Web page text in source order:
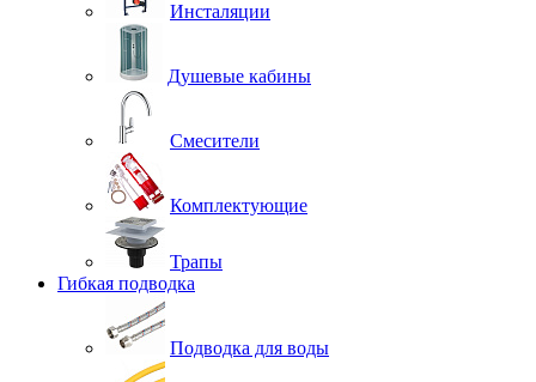
Инсталяции
Душевые кабины
Смесители
Комплектующие
Трапы
Гибкая подводка
Подводка для воды